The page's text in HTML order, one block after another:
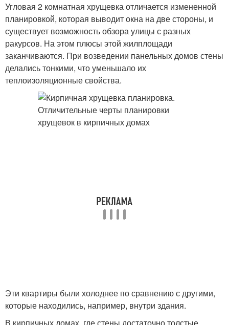
Угловая 2 комнатная хрущевка отличается измененной
планировкой, которая выводит окна на две стороны, и
существует возможность обзора улицы с разных
ракурсов. На этом плюсы этой жилплощади
заканчиваются. При возведении панельных домов стены
делались тонкими, что уменьшало их
теплоизоляционные свойства.
Эти квартиры были холоднее по сравнению с другими,
которые находились, например, внутри здания.